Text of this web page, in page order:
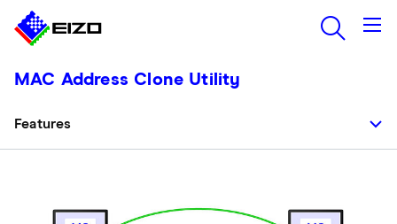
MAC Address Clone Utility
Features